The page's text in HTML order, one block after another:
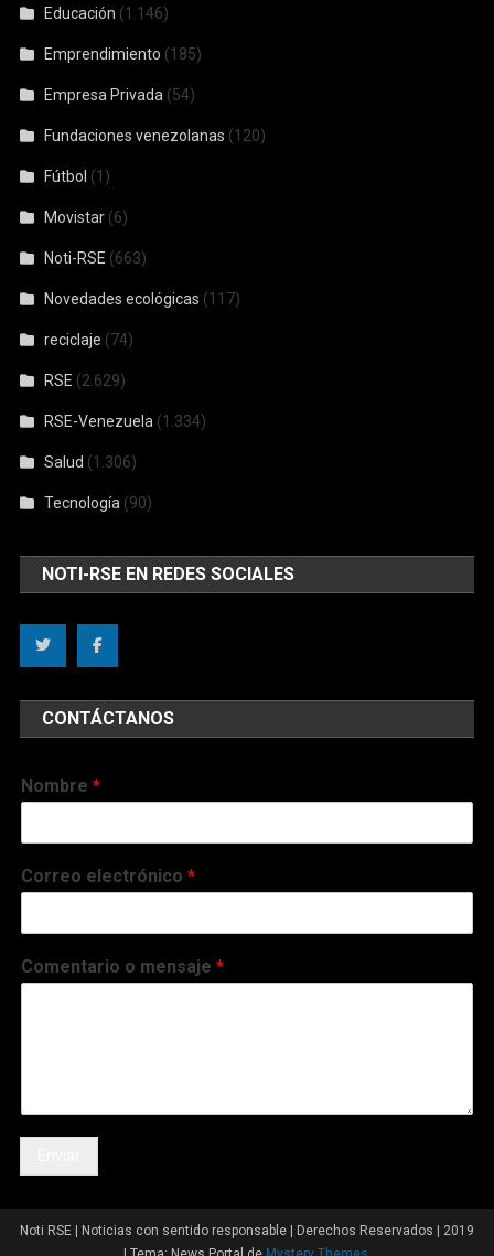
Educación (1.146)
Emprendimiento (185)
Empresa Privada (54)
Fundaciones venezolanas (120)
Fútbol (1)
Movistar (6)
Noti-RSE (663)
Novedades ecológicas (117)
reciclaje (74)
RSE (2.629)
RSE-Venezuela (1.334)
Salud (1.306)
Tecnología (90)
NOTI-RSE EN REDES SOCIALES
CONTÁCTANOS
Nombre*
Correo electrónico*
Comentario o mensaje*
Noti RSE | Noticias con sentido responsable | Derechos Reservados | 2019